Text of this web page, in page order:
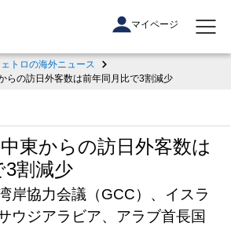
マイページ
トロの海外ニュース
らの訪日外客数は前年同月比で3割減少
東からの訪日外客数は
3割減少
岸協力会議（GCC）、イスラ
ウジアラビア、アラブ首長国